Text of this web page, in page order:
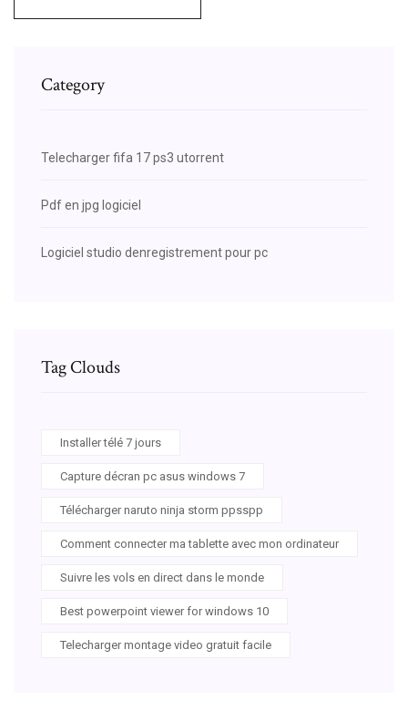
Category
Telecharger fifa 17 ps3 utorrent
Pdf en jpg logiciel
Logiciel studio denregistrement pour pc
Tag Clouds
Installer télé 7 jours
Capture décran pc asus windows 7
Télécharger naruto ninja storm ppsspp
Comment connecter ma tablette avec mon ordinateur
Suivre les vols en direct dans le monde
Best powerpoint viewer for windows 10
Telecharger montage video gratuit facile